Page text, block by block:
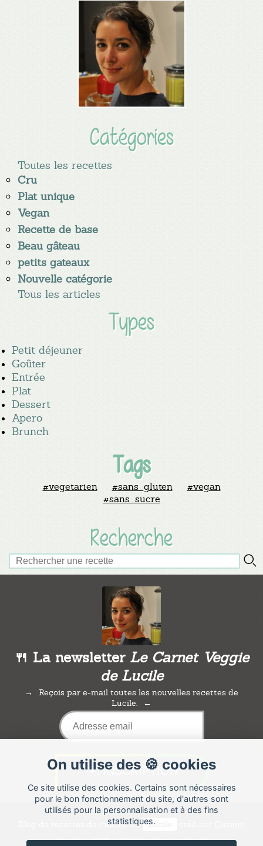
Catégories
Toutes les recettes
Cru
Plat unique
Vegan
Recette de base
Beau gâteau
petits gateaux
Nouvelle catégorie
Tous les articles
Types
Petit déjeuner
Goûter
Entrée
Plat
Dessert
Apero
Brunch
Tags
#vegetarien #sans_gluten
#vegan
#sans_sucre
Recherche
On utilise des 🍪 cookies
Ce site utilise des cookies. Certains sont nécessaires
pour le bon fonctionnement du site, d'autres sont
utilisés pour la personnalisation et à des fins
statistiques.
🍴 La newsletter Le Carnet Veggie
de Lucile
Reçois par e-mail toutes les nouvelles recettes de
Lucile.
Blog de recettes de cuisine de Lucile
Land ⁄ RSS ⁄Réglage des cookies/